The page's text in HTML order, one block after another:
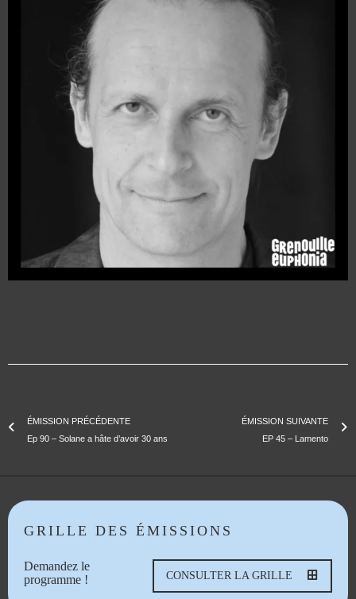
ÉMISSION PRÉCÉDENTE
Ep 90 – Solane a hâte d’avoir 30 ans
ÉMISSION SUIVANTE
EP 45 – Lamento
GRILLE DES ÉMISSIONS
Demandez le
programme !
CONSULTER LA GRILLE